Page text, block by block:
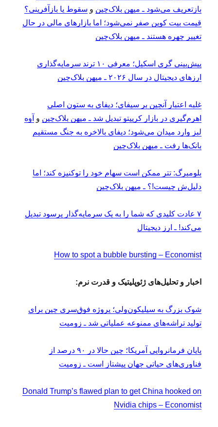
بازتعریف می‌شود ـ میهن بلاک‌چین و سقوط یا بازآفرینی؟
قیمت بیت کوین صفر نمی‌شود؛ اما بازارهای مالی در حال
تغییر چهره هستند ـ میهن بلاک‌چین
پیش‌بینی گری اسکیل؛ معرفی ۱۰ ترند سرمایه‌گذاری
ارزهای دیجیتال در سال ۲۰۲۶ ـ میهن بلاک‌چین
غلبه اعتبار آنچین بر سیفای؛ دیفای به ستون اصلی
اهرم‌گیری در بازار کریپتو تبدیل شد ـ میهن بلاک‌چین و آوه
لبز وارد میدان می‌شود؛ دیفای بالاخره به جنگ مستقیم
بانک‌ها رفت ـ میهن بلاک‌چین
بلومبرگ: تتر ممکن است سهام خود را توکنیزه کند؛ اما
دلیل‌ش چیست!؟ ـ میهن بلاک‌چین
۷ عادت کلیدی که شما را به یک سرمایه‌گذار پرسود تبدیل
می‌کند! ـ ارز دیجیتال
How to spot a bubble bursting – Economist
اخبار و تحلیل‌های ژئوپلیتیک و قدرت نرم:
شوک بزرگ به سیلیکون‌ولی؛ پروژه فوق‌سری چین برای
تولید تراشه‌های ممنوعه عملیاتی شد ـ زومیت
پایان فرمانروایی آمریکا؛ چین حالا در ۹۰ درصد از
فناوری‌های حیاتی جهان پیشتاز است ـ زومیت
Donald Trump’s flawed plan to get China hooked on
Nvidia chips – Economist